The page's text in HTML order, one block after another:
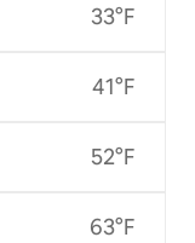
33°F
41°F
52°F
63°F